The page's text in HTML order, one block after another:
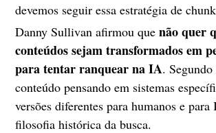
devemos seguir essa estratégia de
Danny Sullivan afirmou quenão quer
conteúdos sejam transformados em
para tentar ranquear na IA.
conteúdo pensando em sistemas
versões diferentes para humanos e
filosofia histórica da busca.